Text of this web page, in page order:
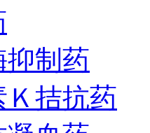
抑制药
Ｋ拮抗药